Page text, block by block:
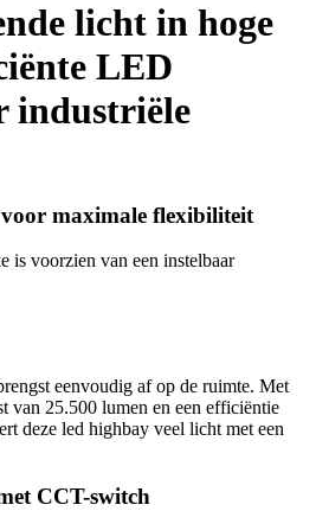
licht in hoge
LED
industriële
maximale flexibiliteit
voorzien van een instelbaar
eenvoudig af op de ruimte. Met
van 25.500 lumen en een efficiëntie
deze led highbay veel licht met een
CCT-switch